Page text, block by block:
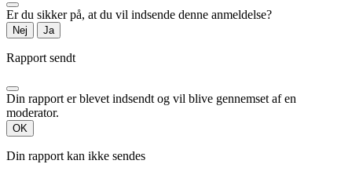
Er du sikker på, at du vil indsende denne anmeldelse?
Nej Ja
Rapport sendt
Din rapport er blevet indsendt og vil blive gennemset af en
moderator.
OK
Din rapport kan ikke sendes